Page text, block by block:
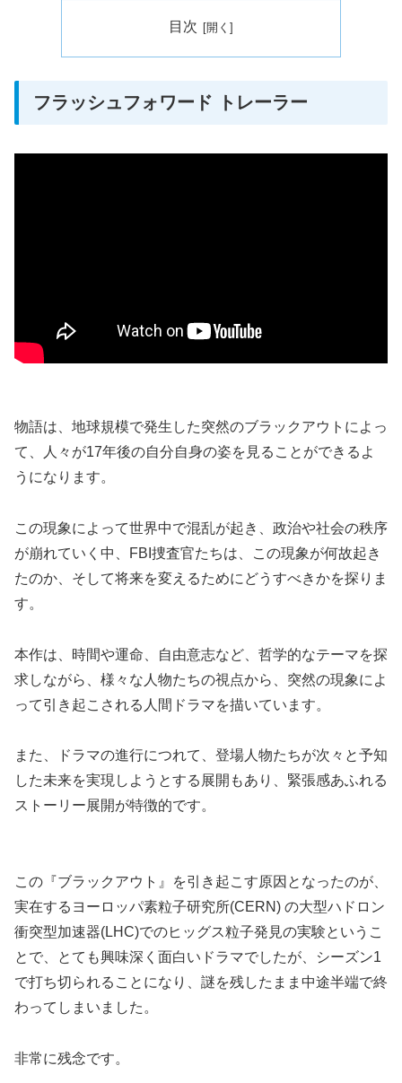
目次
フラッシュフォワード トレーラー
物語は、地球規模で発生した突然のブラックアウトによっ
て、人々が17年後の自分自身の姿を見ることができるよ
うになります。
この現象によって世界中で混乱が起き、政治や社会の秩序
が崩れていく中、FBI捜査官たちは、この現象が何故起き
たのか、そして将来を変えるためにどうすべきかを探りま
す。
本作は、時間や運命、自由意志など、哲学的なテーマを探
求しながら、様々な人物たちの視点から、突然の現象によ
って引き起こされる人間ドラマを描いています。
また、ドラマの進行につれて、登場人物たちが次々と予知
した未来を実現しようとする展開もあり、緊張感あふれる
ストーリー展開が特徴的です。
この『ブラックアウト』を引き起こす原因となったのが、
実在するヨーロッパ素粒子研究所(CERN) の大型ハドロン
衝突型加速器(LHC)でのヒッグス粒子発見の実験というこ
とで、とても興味深く面白いドラマでしたが、シーズン1
で打ち切られることになり、謎を残したまま中途半端で終
わってしまいました。
非常に残念です。